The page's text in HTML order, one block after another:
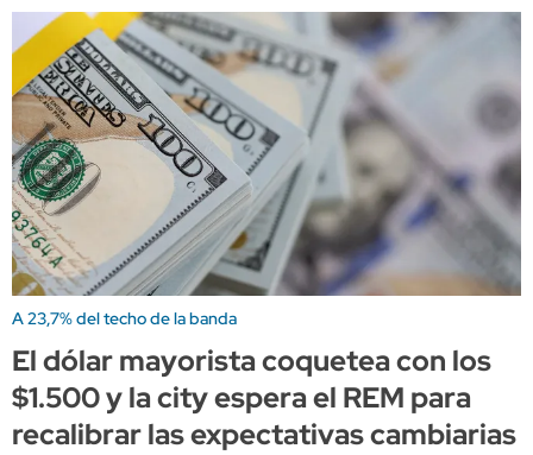
A 23,7% del techo de la banda
El dólar mayorista coquetea con los
$1.500 y la city espera el REM para
recalibrar las expectativas cambiarias